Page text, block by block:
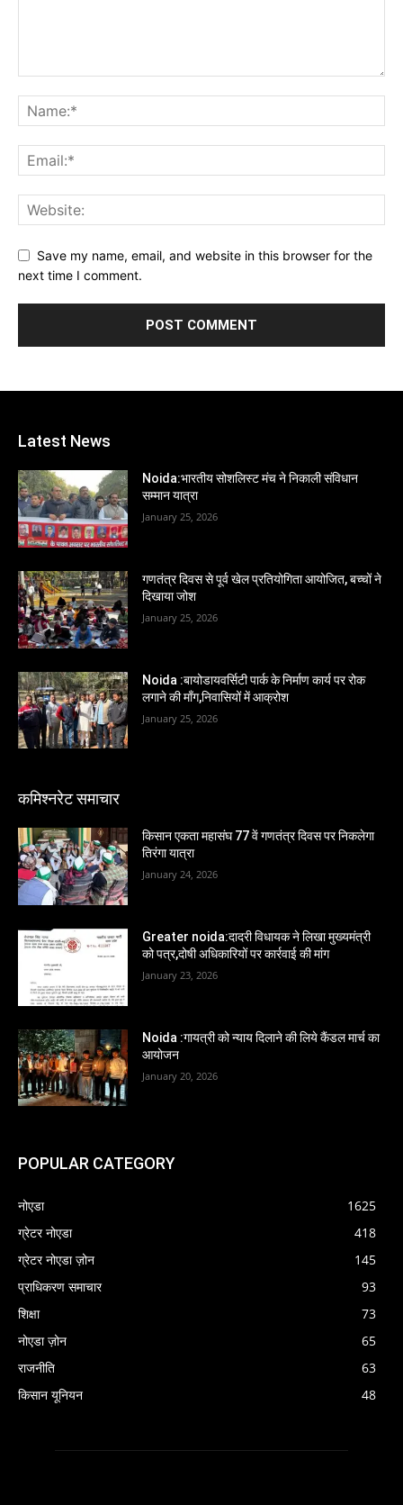
Save my name, email, and website in this browser for the
next time I comment.
Latest News
Noida:भारतीय सोशलिस्ट मंच ने निकाली संविधान
सम्मान यात्रा
January 25, 2026
गणतंत्र दिवस से पूर्व खेल प्रतियोगिता आयोजित, बच्चों ने
दिखाया जोश
January 25, 2026
Noida :बायोडायवर्सिटी पार्क के निर्माण कार्य पर रोक
लगाने की माँग,निवासियों में आक्रोश
January 25, 2026
कमिश्नरेट समाचार
किसान एकता महासंघ 77 वें गणतंत्र दिवस पर निकलेगा
तिरंगा यात्रा
January 24, 2026
Greater noida:दादरी विधायक ने लिखा मुख्यमंत्री
को पत्र,दोषी अधिकारियों पर कार्रवाई की मांग
January 23, 2026
Noida :गायत्री को न्याय दिलाने की लिये कैंडल मार्च का
आयोजन
January 20, 2026
POPULAR CATEGORY
नोएडा
1625
ग्रेटर नोएडा
418
ग्रेटर नोएडा ज़ोन
145
प्राधिकरण समाचार
93
शिक्षा
73
नोएडा ज़ोन
65
राजनीति
63
किसान यूनियन
48